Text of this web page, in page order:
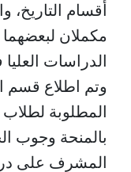
أقسام التاريخ،
مكملان لبعضهما
الدراسات العليا
وتم اطلاع قسم
المطلوبة لطلاب
بالمنحة وجوب
المشرف على